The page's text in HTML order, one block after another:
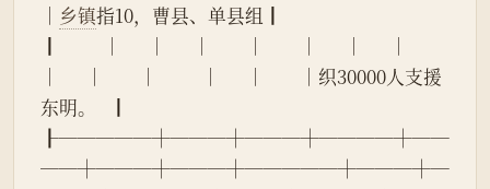
│ 乡镇指10，曹县、单县组┃
┃          │      │      │        │        │      │      │
│      │        │          │      │        │织30000人支援
东明。   ┃
┠─────┼───┼───┼────┼──
──┼───┼───┼─────┼───┼─